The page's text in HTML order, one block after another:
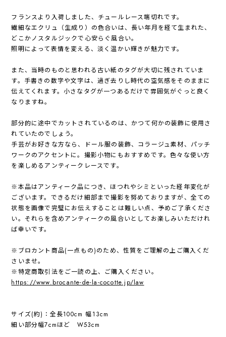
フランスより入荷しました、チュールレース端切れです。
繊細なエクリュ（生成り）の色合いは、長い年月を経て生まれた、
どこかノスタルジックで心安らぐ風合い。
照明によって表情を変える、淡く温かい輝きが魅力です。
また、当時のものと思われる古い紙のタグが大切に残されていま
す。手書きの数字や文字は、過ぎ去りし時代の空気感をそのままに
伝えてくれます。小さなタグが一つあるだけで雰囲気がぐっと良く
なりますね。
部分的に途中でカットされているのは、かつて何かの装飾に使用さ
れていたのでしょう。
手芸がお好きな方なら、ドール服の装飾、コラージュ素材、パッチ
ワークのアクセントに。撮影小物にもおすすめです。色々な使い方
を楽しめるアンティークレースです。
※本品はアンティーク品につき、ほつれやシミといった経年変化が
ございます。できるだけ細部まで撮影を努めておりますが、全ての
状態を画像で完璧にお伝えすることは難しい点、予めご了承くださ
い。それらを含めアンティークの風合いとしてお楽しみいただけれ
ば幸いです。
※ブロカント商品(一点もの)のため、性質をご理解の上ご購入くだ
さいませ。
※特定商取引法をご一読の上、ご購入ください。
https://www.brocante-de-la-cocotte.jp/law
サイズ(約)：全長100cm 幅13cm
細い部分幅7cmほど W53cm